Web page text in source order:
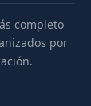
completo
por